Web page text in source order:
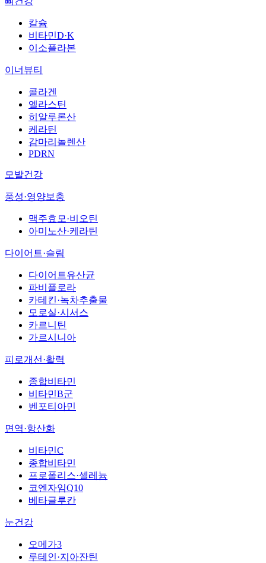
칼슘
비타민D·K
이소플라본
이너뷰티
콜라겐
엘라스틴
히알루론산
케라틴
감마리놀렌산
PDRN
모발건강
풍성·영양보충
맥주효모·비오틴
아미노산·케라틴
다이어트·슬림
다이어트유산균
파비플로라
카테킨·녹차추출물
모로실·시서스
카르니틴
가르시니아
피로개선·활력
종합비타민
비타민B군
벤포티아민
면역·항산화
비타민C
종합비타민
프로폴리스·셀레늄
코엔자임Q10
베타글루칸
눈건강
오메가3
루테인·지아잔틴